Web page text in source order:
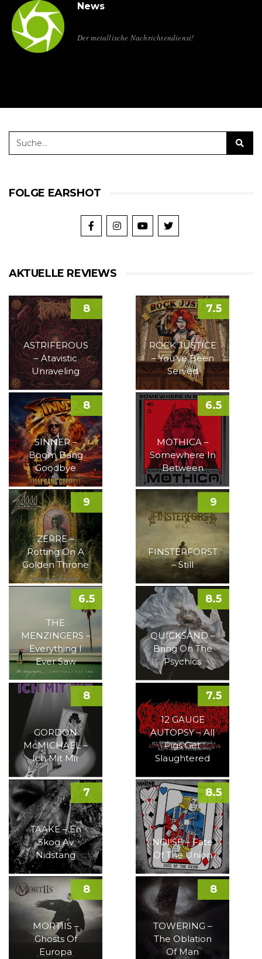
News
Der metallische Nachrichtendienst!
FOLGE EARSHOT
AKTUELLE REVIEWS
ASTRIFEROUS
– Atavistic
Unraveling
8
ROCK JUSTICE
– You’ve Been
Served
7.5
SINNER –
Boom Bang
Goodbye
8
MOTHICA –
Somewhere In
Between
6.5
ZERRE –
Rotting On A
Golden Throne
9
FINSTERFORST
– Still
9
THE
MENZINGERS –
Everything I
Ever Saw
6.5
QUICKSAND –
Bring On The
Psychics
8.5
GORDON
McMICHAEL –
Ich Mit Mir
8
12 GAUGE
AUTOPSY – All
Pigs Get
Slaughtered
7.5
TAAKE – En
Skog Av
Nidstang
7
NOI!SE – Fate
Of The Union
8.5
MORTIIS –
Ghosts Of
Europa
8
TOWERING –
The Oblation
Of Man
8